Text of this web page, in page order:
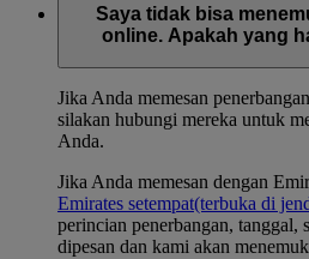
Saya tidak bisa
online. Apakah yang
Jika Anda memesan
silakan hubungi mereka untuk
Anda.
Jika Anda memesan dengan
Emirates setempat(terbuka di
perincian penerbangan, tanggal,
dipesan dan kami akan